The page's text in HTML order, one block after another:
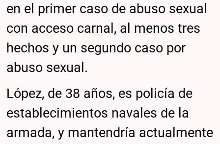
en el primer caso de abuso sexual
con acceso carnal, al menos tres
hechos y un segundo caso por
abuso sexual.
López, de 38 años, es policía de
establecimientos navales de la
armada, y mantendría actualmente